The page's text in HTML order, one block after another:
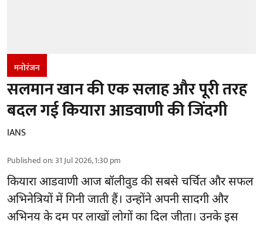
मनोरंजन
सलमान खान की एक सलाह और पूरी तरह
बदल गई कियारा आडवाणी की जिंदगी
IANS
Published on:31 Jul 2026, 1:30 pm
कियारा आडवाणी आज बॉलीवुड की सबसे चर्चित और सफल
अभिनेत्रियों में गिनी जाती हैं। उन्होंने अपनी सादगी और
अभिनय के दम पर लाखों लोगों का दिल जीता। उनके इस